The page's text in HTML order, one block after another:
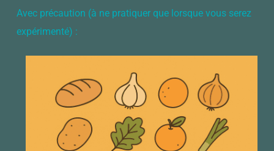
Avec précaution (à ne pratiquer que lorsque vous serez
expérimenté) :